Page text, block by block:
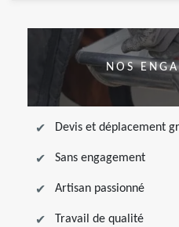
NOS
Devis et déplacement
Sans engagement
Artisan passionné
Travail de qualité